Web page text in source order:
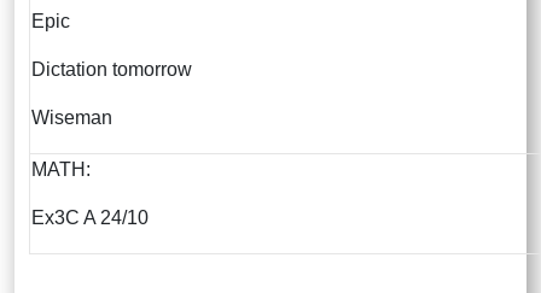
Epic
Dictation tomorrow
Wiseman
MATH:
Ex3C A 24/10